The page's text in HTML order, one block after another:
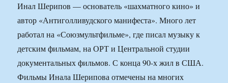
Инал Шерипов — основатель «шахматного кино» и
автор «Антиголливудского манифеста». Много лет
работал на «Союзмультфильме», где писал музыку к
детским фильмам, на ОРТ и Центральной студии
документальных фильмов. С конца 90-х жил в США.
Фильмы Инала Шерипова отмечены на многих